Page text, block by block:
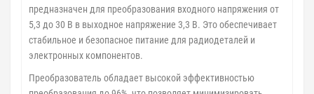
предназначен для преобразования входного напряжения от
5,3 до 30 В в выходное напряжение 3,3 В. Это обеспечивает
стабильное и безопасное питание для радиодеталей и
электронных компонентов.
Преобразователь обладает высокой эффективностью